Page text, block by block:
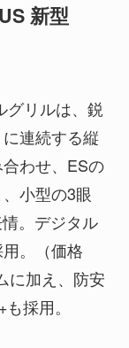
新型
グリルは、鋭
連続する縦
わせ、ESの
小型の3眼
。デジタル
。（価格
に加え、防安
採用。